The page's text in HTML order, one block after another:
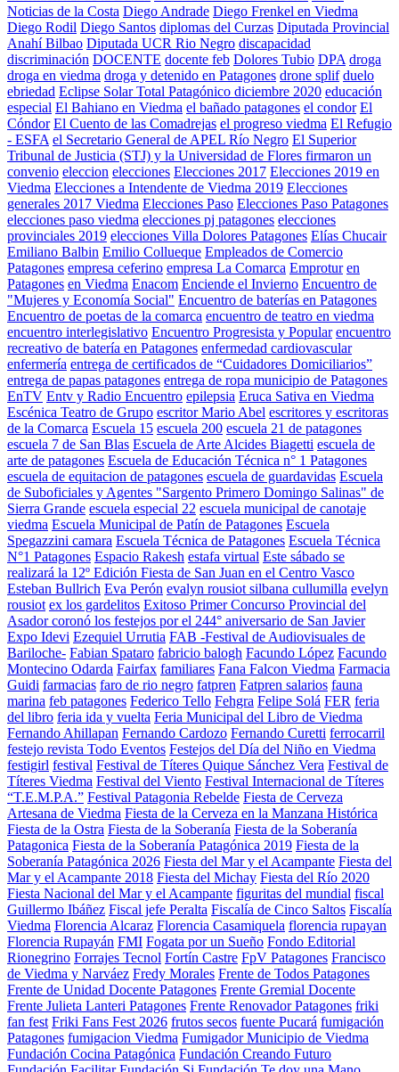
Noticias de la Costa Diego Andrade Diego Frenkel en Viedma
Diego Rodil Diego Santos diplomas del Curzas Diputada Provincial
Anahí Bilbao Diputada UCR Rio Negro discapacidad
discriminación DOCENTE docente feb Dolores Tubio DPA droga
droga en viedma droga y detenido en Patagones drone splif duelo
ebriedad Eclipse Solar Total Patagónico diciembre 2020 educación
especial El Bahiano en Viedma el bañado patagones el condor El
Cóndor El Cuento de las Comadrejas el progreso viedma El Refugio
- ESFA el Secretario General de APEL Río Negro El Superior
Tribunal de Justicia (STJ) y la Universidad de Flores firmaron un
convenio eleccion elecciones Elecciones 2017 Elecciones 2019 en
Viedma Elecciones a Intendente de Viedma 2019 Elecciones
generales 2017 Viedma Elecciones Paso Elecciones Paso Patagones
elecciones paso viedma elecciones pj patagones elecciones
provinciales 2019 elecciones Villa Dolores Patagones Elías Chucair
Emiliano Balbin Emilio Collueque Empleados de Comercio
Patagones empresa ceferino empresa La Comarca Emprotur en
Patagones en Viedma Enacom Enciende el Invierno Encuentro de
"Mujeres y Economía Social" Encuentro de baterías en Patagones
Encuentro de poetas de la comarca encuentro de teatro en viedma
encuentro interlegislativo Encuentro Progresista y Popular encuentro
recreativo de batería en Patagones enfermedad cardiovascular
enfermería entrega de certificados de “Cuidadores Domiciliarios”
entrega de papas patagones entrega de ropa municipio de Patagones
EnTV Entv y Radio Encuentro epilepsia Eruca Sativa en Viedma
Escénica Teatro de Grupo escritor Mario Abel escritores y escritoras
de la Comarca Escuela 15 escuela 200 escuela 21 de patagones
escuela 7 de San Blas Escuela de Arte Alcides Biagetti escuela de
arte de patagones Escuela de Educación Técnica n° 1 Patagones
escuela de equitacion de patagones escuela de guardavidas Escuela
de Suboficiales y Agentes "Sargento Primero Domingo Salinas" de
Sierra Grande escuela especial 22 escuela municipal de canotaje
viedma Escuela Municipal de Patín de Patagones Escuela
Spegazzini camara Escuela Técnica de Patagones Escuela Técnica
N°1 Patagones Espacio Rakesh estafa virtual Este sábado se
realizará la 12º Edición Fiesta de San Juan en el Centro Vasco
Esteban Bullrich Eva Perón evalyn rousiot silbana cullumilla evelyn
rousiot ex los gardelitos Exitoso Primer Concurso Provincial del
Asador coronó los festejos por el 244° aniversario de San Javier
Expo Idevi Ezequiel Urrutia FAB -Festival de Audiovisuales de
Bariloche- Fabian Spataro fabricio balogh Facundo López Facundo
Montecino Odarda Fairfax familiares Fana Falcon Viedma Farmacia
Guidi farmacias faro de rio negro fatpren Fatpren salarios fauna
marina feb patagones Federico Tello Fehgra Felipe Solá FER feria
del libro feria ida y vuelta Feria Municipal del Libro de Viedma
Fernando Ahillapan Fernando Cardozo Fernando Curetti ferrocarril
festejo revista Todo Eventos Festejos del Día del Niño en Viedma
festigirl festival Festival de Títeres Quique Sánchez Vera Festival de
Títeres Viedma Festival del Viento Festival Internacional de Títeres
“T.E.M.P.A.” Festival Patagonia Rebelde Fiesta de Cerveza
Artesana de Viedma Fiesta de la Cerveza en la Manzana Histórica
Fiesta de la Ostra Fiesta de la Soberanía Fiesta de la Soberanía
Patagonica Fiesta de la Soberanía Patagónica 2019 Fiesta de la
Soberanía Patagónica 2026 Fiesta del Mar y el Acampante Fiesta del
Mar y el Acampante 2018 Fiesta del Michay Fiesta del Río 2020
Fiesta Nacional del Mar y el Acampante figuritas del mundial fiscal
Guillermo Ibáñez Fiscal jefe Peralta Fiscalía de Cinco Saltos Fiscalía
Viedma Florencia Alcaraz Florencia Casamiquela florencia rupayan
Florencia Rupayán FMI Fogata por un Sueño Fondo Editorial
Rionegrino Forrajes Tecnol Fortín Castre FpV Patagones Francisco
de Viedma y Narváez Fredy Morales Frente de Todos Patagones
Frente de Unidad Docente Patagones Frente Gremial Docente
Frente Julieta Lanteri Patagones Frente Renovador Patagones friki
fan fest Friki Fans Fest 2026 frutos secos fuente Pucará fumigación
Patagones fumigacion Viedma Fumigador Municipio de Viedma
Fundación Cocina Patagónica Fundación Creando Futuro